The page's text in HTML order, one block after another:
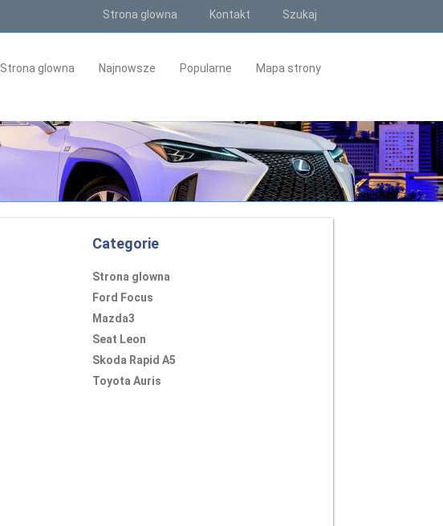
Strona glowna Kontakt Szukaj
Strona glowna Najnowsze Popularne Mapa strony
Categorie
Strona glowna
Ford Focus
Mazda3
Seat Leon
Skoda Rapid A5
Toyota Auris